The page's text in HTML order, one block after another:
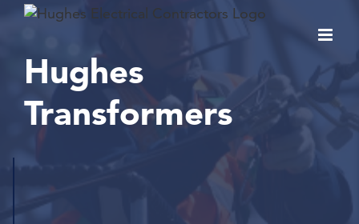
Skip
Hughes
Transformers